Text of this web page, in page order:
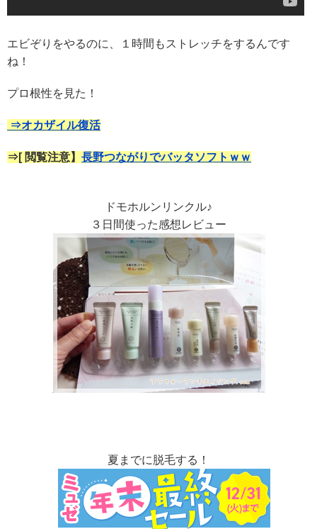
エビぞりをやるのに、１時間もストレッチをするんです
ね！
プロ根性を見た！
⇒オカザイル復活
⇒[ 閲覧注意】 長野つながりでバッタソフトｗｗ
ドモホルンリンクル♪
３日間使った感想レビュー
夏までに脱毛する！